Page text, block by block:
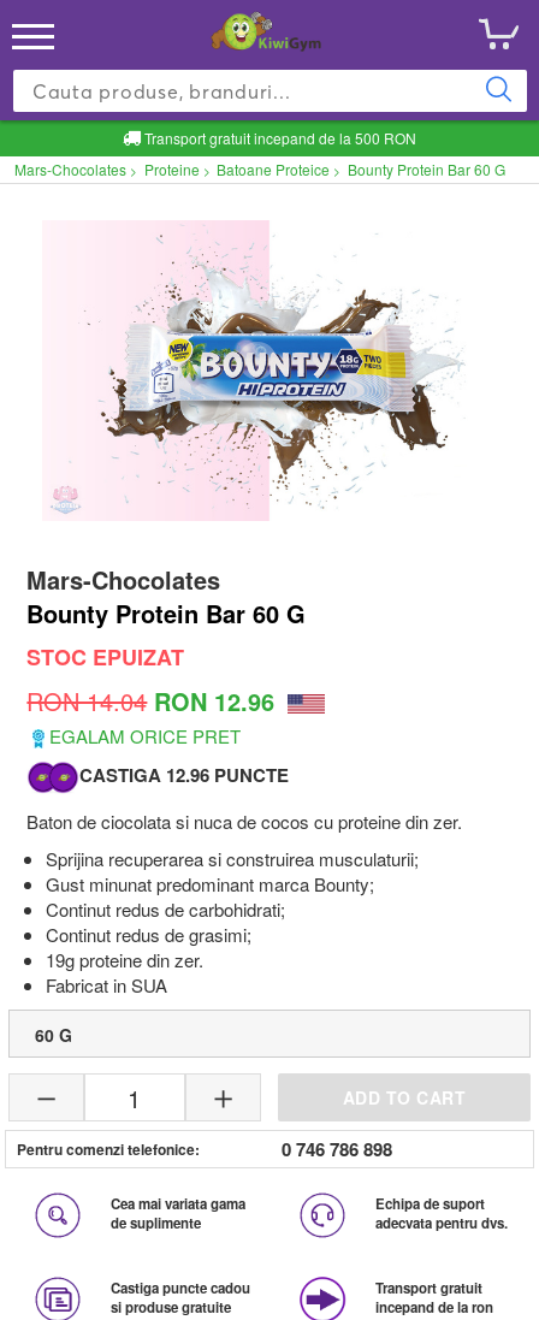
Transport gratuit incepand de la 500 RON
Mars-Chocolates > Proteine > Batoane Proteice > Bounty Protein Bar 60 G
Mars-Chocolates
Bounty Protein Bar 60 G
STOC EPUIZAT
RON 14.04 RON 12.96
EGALAM ORICE PRET
CASTIGA 12.96 PUNCTE
Baton de ciocolata si nuca de cocos cu proteine din zer.
Sprijina recuperarea si construirea musculaturii;
Gust minunat predominant marca Bounty;
Continut redus de carbohidrati;
Continut redus de grasimi;
19g proteine din zer.
Fabricat in SUA
60 G
1 ADD TO CART
Pentru comenzi telefonice: 0 746 786 898
Cea mai variata gama
de suplimente
Echipa de suport
adecvata pentru dvs.
Castiga puncte cadou
si produse gratuite
Transport gratuit
incepand de la ron